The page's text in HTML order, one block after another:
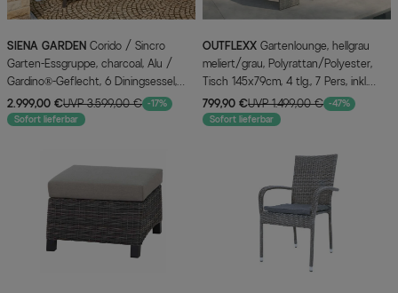
SIENA GARDEN
Garten-Essgruppe, charcoal, Alu /
Gardino®-Geflecht, 6 Diningsessel,
Ausziehtisch 200/260 x 100 cm
2.999,00 €UVP 3.599,00 € -17%
Sofort lieferbar
OUTFLEXX
meliert/grau, Polyrattan/Polyester,
Tisch 145x79cm, 4 tlg., 7 Pers, inkl.
Polster
799,90 €UVP 1.499,00 € -47%
Sofort lieferbar